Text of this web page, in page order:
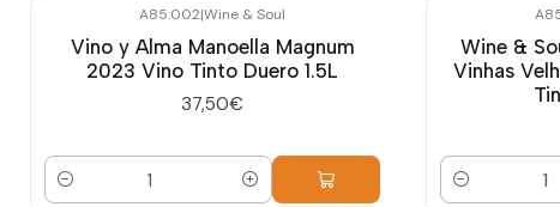
A85.002|Wine & Soul
Vino y Alma Manoella Magnum
2023 Vino Tinto Duero 1.5L
37,50€
Cantidad
Wine &
Vinhas
Cantidad